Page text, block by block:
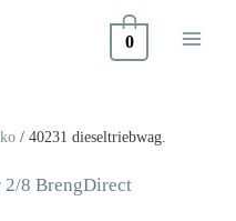
0
/ 40231 dieseltriebwag.
2/8 BrengDirect